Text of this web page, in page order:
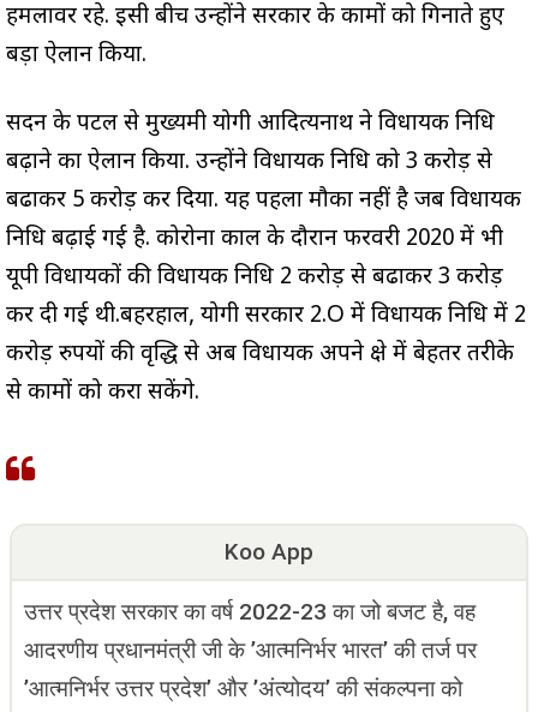
हमलावर रहे. इसी बीच उन्होंने सरकार के कामों को गिनाते हुए
बड़ा ऐलान किया.
सदन के पटल से मुख्यमंत्री योगी आदित्यनाथ ने विधायक निधि
बढ़ाने का ऐलान किया. उन्होंने विधायक निधि को 3 करोड़ से
बढाकर 5 करोड़ कर दिया. यह पहला मौका नहीं है जब विधायक
निधि बढ़ाई गई है. कोरोना काल के दौरान फरवरी 2020 में भी
यूपी विधायकों की विधायक निधि 2 करोड़ से बढाकर 3 करोड़
कर दी गई थी.बहरहाल, योगी सरकार 2.O में विधायक निधि में 2
करोड़ रुपयों की वृद्धि से अब विधायक अपने क्षेत्र में बेहतर तरीके
से कामों को करा सकेंगे.
Koo App
उत्तर प्रदेश सरकार का वर्ष 2022-23 का जो बजट है, वह
आदरणीय प्रधानमंत्री जी के ’आत्मनिर्भर भारत’ की तर्ज पर
’आत्मनिर्भर उत्तर प्रदेश’ और ’अंत्योदय’ की संकल्पना को